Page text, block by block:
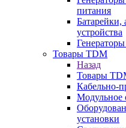
питания
Батарейки,
устройства
Товары TDM
Назад
Товары
Кабельно-
Модульное
установки